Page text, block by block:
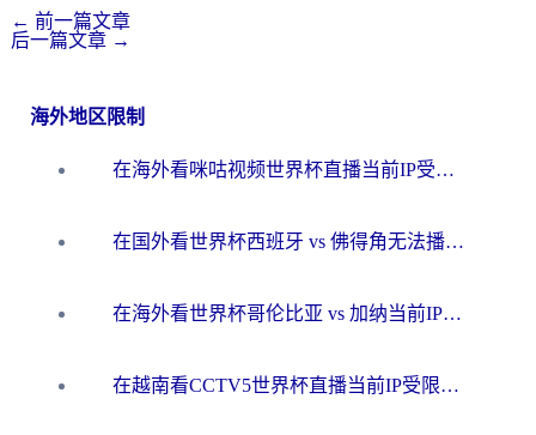
← 前一篇文章
后一篇文章 →
海外地区限制
在海外看咪咕视频世界杯直播当前IP受限制？这篇指南帮你搞定所有体育赛事观看难题
在国外看世界杯西班牙 vs 佛得角无法播放？这篇指南帮你解锁所有中文体育直播
在海外看世界杯哥伦比亚 vs 加纳当前IP受限制？这篇指南帮你流畅看中文解说赛事
在越南看CCTV5世界杯直播当前IP受限制？海外党体育观赛终极指南来了